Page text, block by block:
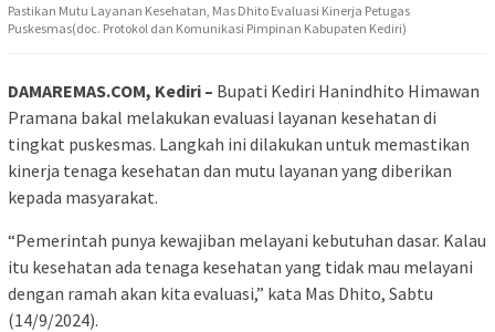
Pastikan Mutu Layanan Kesehatan, Mas Dhito Evaluasi Kinerja Petugas
Puskesmas(doc. Protokol dan Komunikasi Pimpinan Kabupaten Kediri)
DAMAREMAS.COM, Kediri – Bupati Kediri Hanindhito Himawan
Pramana bakal melakukan evaluasi layanan kesehatan di
tingkat puskesmas. Langkah ini dilakukan untuk memastikan
kinerja tenaga kesehatan dan mutu layanan yang diberikan
kepada masyarakat.
“Pemerintah punya kewajiban melayani kebutuhan dasar. Kalau
itu kesehatan ada tenaga kesehatan yang tidak mau melayani
dengan ramah akan kita evaluasi,” kata Mas Dhito, Sabtu
(14/9/2024).